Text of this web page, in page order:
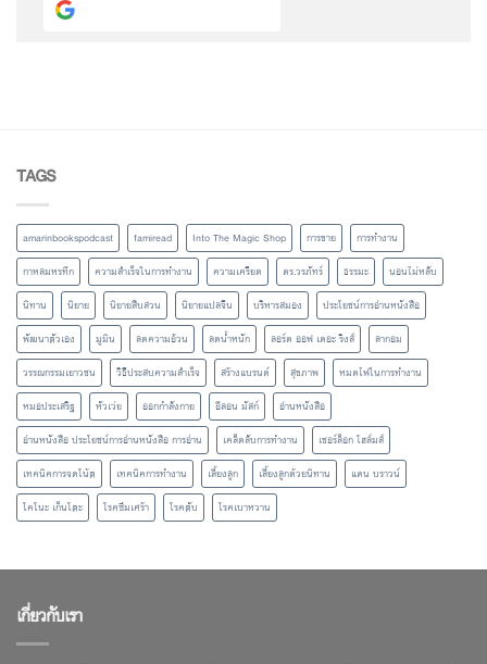
TAGS
amarinbookspodcast famiread Into The Magic Shop การขาย
การทำงาน
กาหลมหรทึก
ความสำเร็จในการทำงาน ความเครียด ดร.วรภัทร์ ธรรมะ
นอนไม่หลับ
นิทาน
นิยาย นิยายสืบสวน นิยายแปลจีน บริหารสมอง
ประโยชน์การอ่านหนังสือ
พัฒนาตัวเอง
มูมิน ลดความอ้วน ลดน้ำหนัก ลอร์ด ออฟ เดอะ ริงส์
ลากอม
วรรณกรรมเยาวชน
วิธีประสบความสำเร็จ สร้างแบรนด์ สุขภาพ
หมดไฟในการทำงาน
หมอประเสริฐ
หัวเว่ย ออกกำลังกาย อีลอน มัสก์
อ่านหนังสือ
อ่านหนังสือ ประโยชน์การอ่านหนังสือ การอ่าน
เคล็ดลับการทำงาน
เชอร์ล็อก โฮล์มส์
เทคนิคการจดโน้ต
เทคนิคการทำงาน เลี้ยงลูก เลี้ยงลูกด้วยนิทาน
แดน บราวน์
โคโนะ เก็นโตะ
โรคซึมเศร้า โรคตับ โรคเบาหวาน
เกี่ยวกับเรา